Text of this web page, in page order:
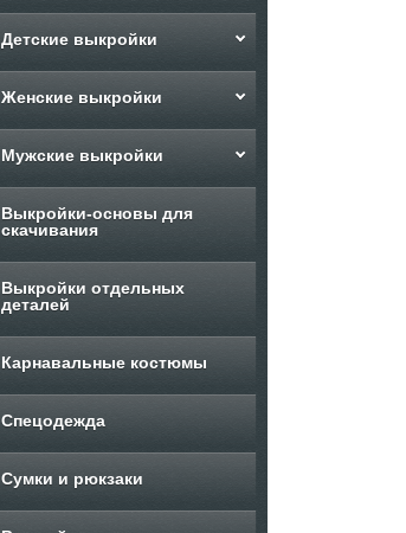
Детские выкройки
Женские выкройки
Мужские выкройки
Выкройки-основы для
скачивания
Выкройки отдельных
деталей
Карнавальные костюмы
Спецодежда
Сумки и рюкзаки